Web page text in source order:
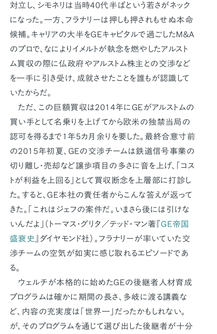
対立し、シモネリは当時40代半ばという若さがネック
になった。一方、フラナリーは押しも押されもせぬ本命
候補。キャリアの大半をGEキャピタルで過ごしたM&A
のプロで、なによりイメルトが執念を燃やしたアルスト
ム買収の際に仏政府やアルストム株主との交渉など
を一手に引き受け、成就させたことを誰もが認識して
いたからだ。
ただ、この巨額買収は2014年にGEがアルストムの
買い手として名乗りを上げてから欧米の独禁当局の
認可を得るまで1年5カ月余りを要した。最終合意寸前
の2015年初夏、GEの交渉チームは鉄道信号事業の
切り離し・売却など譲歩項目の多さに音を上げ、「コス
トが利益を上回る」として買収断念を上層部に打診し
た。すると、GE本社の責任者からこんな答えが返って
きた。「これはジェフの案件だ。いまさら後には引けな
いんだよ」（トーマス・グリタ／テッド・マン著『GE帝国
盛衰史
』ダイヤモンド社）。フラナリーが率いていた交
渉チームの空気が如実に感じ取れるエピソードであ
る。
ウェルチが本格的に始めたGEの後継者人材育成
プログラムは確かに期間の長さ、多岐に渡る講義な
ど、内容の充実度は「世界一」だったかもしれない。
が、そのプログラムを通じて選び出した後継者が十分